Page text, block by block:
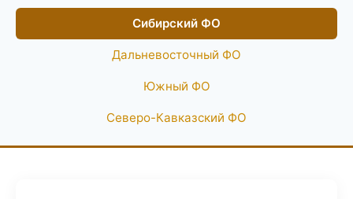
Сибирский ФО
Дальневосточный ФО
Южный ФО
Северо-Кавказский ФО